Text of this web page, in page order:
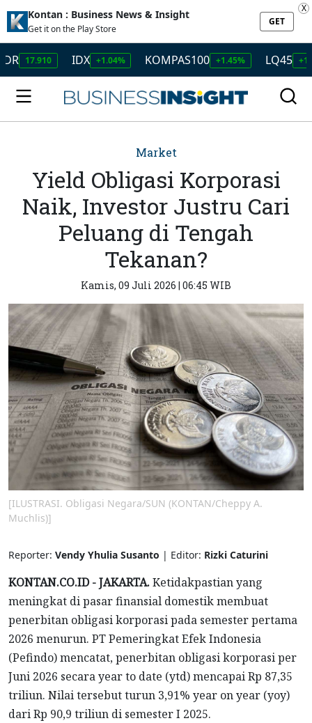
Kontan : Business News & Insight
Get it on the Play Store
GET
X
IDX +1.04% KOMPAS100 +1.45% LQ45 +1.50%
Market
Yield Obligasi Korporasi
Naik, Investor Justru Cari
Peluang di Tengah
Tekanan?
Kamis, 09 Juli 2026 | 06:45 WIB
[ILUSTRASI. Obligasi Negara/SUN (KONTAN/Cheppy A.
Muchlis)]
Reporter: Vendy Yhulia Susanto | Editor: Rizki Caturini
KONTAN.CO.ID -JAKARTA.Ketidakpastian yang
meningkat di pasar finansial domestik membuat
penerbitan obligasi korporasi pada semester pertama
2026 menurun. PT Pemeringkat Efek Indonesia
(Pefindo) mencatat, penerbitan obligasi korporasi per
Juni 2026 secara year to date (ytd) mencapai Rp 87,35
triliun. Nilai tersebut turun 3,91% year on year (yoy)
dari Rp 90,9 triliun di semester I 2025.